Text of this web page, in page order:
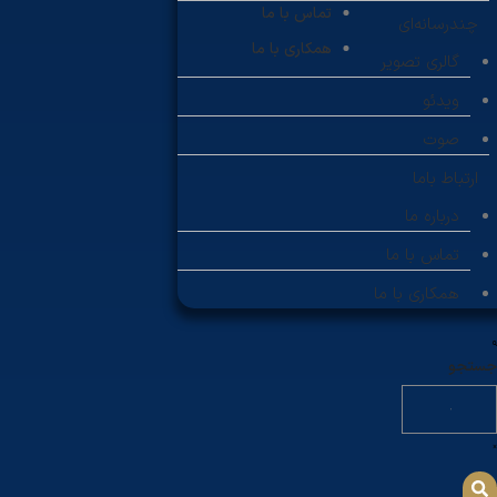
تماس با ما
همکاری با ما
چندرسانه‌ای
گالری تصویر
ویدئو
صوت
ارتباط باما
درباره ما
تماس با ما
همکاری با ما
جستجو